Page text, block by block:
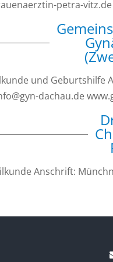
petra-
und Geburtshilfe
dachau.de
Anschrift: